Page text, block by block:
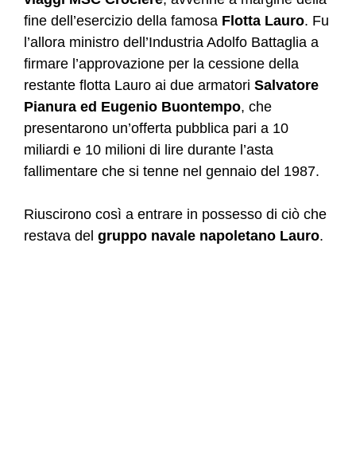
fine dell’esercizio della famosa Flotta Lauro. Fu
l’allora ministro dell’Industria Adolfo Battaglia a
firmare l’approvazione per la cessione della
restante flotta Lauro ai due armatori Salvatore
Pianura ed Eugenio Buontempo, che
presentarono un’offerta pubblica pari a 10
miliardi e 10 milioni di lire durante l’asta
fallimentare che si tenne nel gennaio del 1987.
Riuscirono così a entrare in possesso di ciò che
restava del gruppo navale napoletano Lauro.